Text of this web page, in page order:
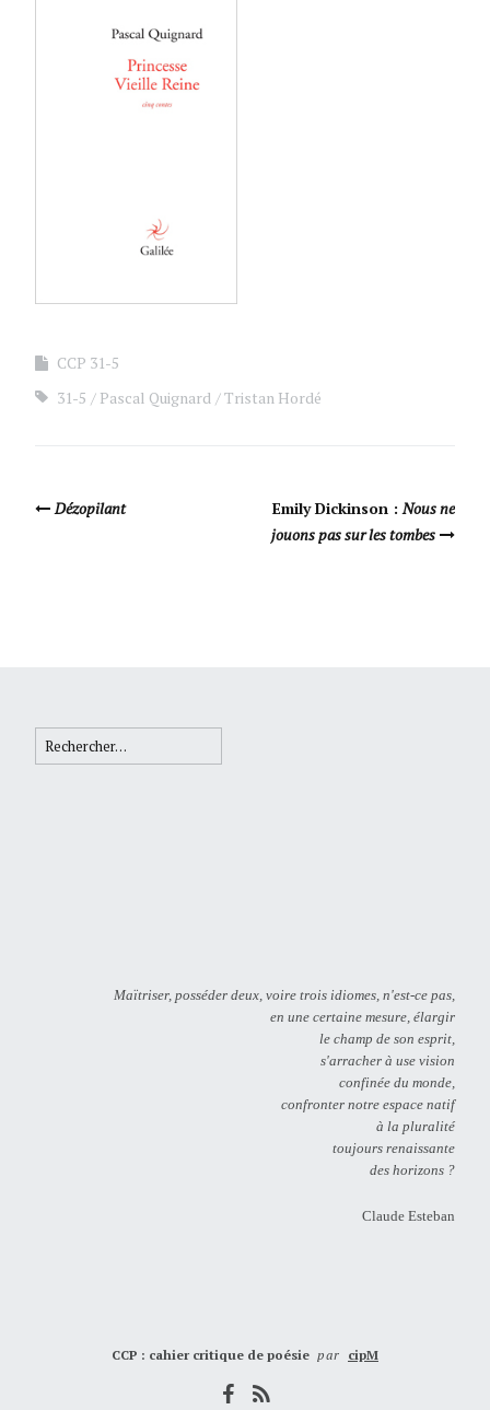
CCP 31-5
31-5
Pascal Quignard Tristan Hordé
Navigation Article
Dézopilant Emily Dickinson :Nous ne
jouons pas sur les tombes
Rechercher :
Maïtriser, posséder deux, voire trois idiomes, n'est-ce pas,
en une certaine mesure, élargir
le champ de son esprit,
s'arracher à use vision
confinée du monde,
confronter notre espace natif
à la pluralité
toujours renaissante
des horizons ?
Claude Esteban
CCP : cahier critique de poésie par cipM